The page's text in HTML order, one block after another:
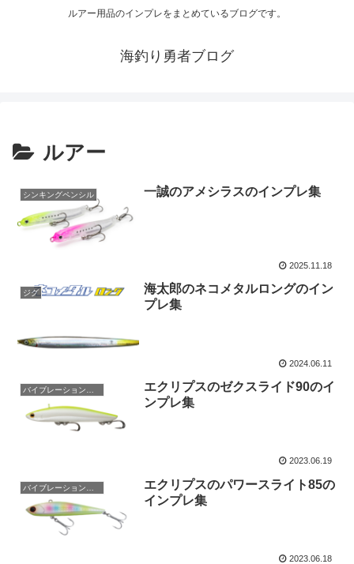
ルアー用品のインプレをまとめているブログです。
海釣り勇者ブログ
ルアー
シンキングペンシル 一誠のアメシラスのインプレ集
2025.11.18
ジグ
海太郎のネコメタルロングのイン
プレ集
2024.06.11
バイブレーションプラグ
エクリプスのゼクスライド90のイ
ンプレ集
2023.06.19
エクリプスのパワースライト85の
インプレ集
2023.06.18